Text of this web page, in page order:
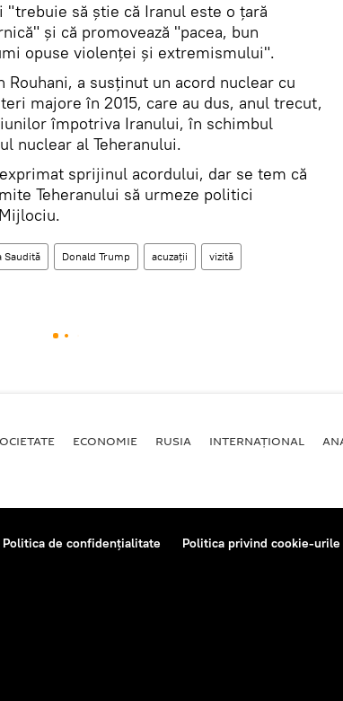
"trebuie să știe că Iranul este o țară
și că promovează "pacea, bun
opuse violenței și extremismului".
Rouhani, a susținut un acord nuclear cu
majore în 2015, care au dus, anul trecut,
împotriva Iranului, în schimbul
nuclear al Teheranului.
sprijinul acordului, dar se tem că
Teheranului să urmeze politici
Saudită Donald Trump acuzații vizită
ECONOMIE RUSIA INTERNAŢIONAL
Politica de confidențialitate Politica privind cookie-urile